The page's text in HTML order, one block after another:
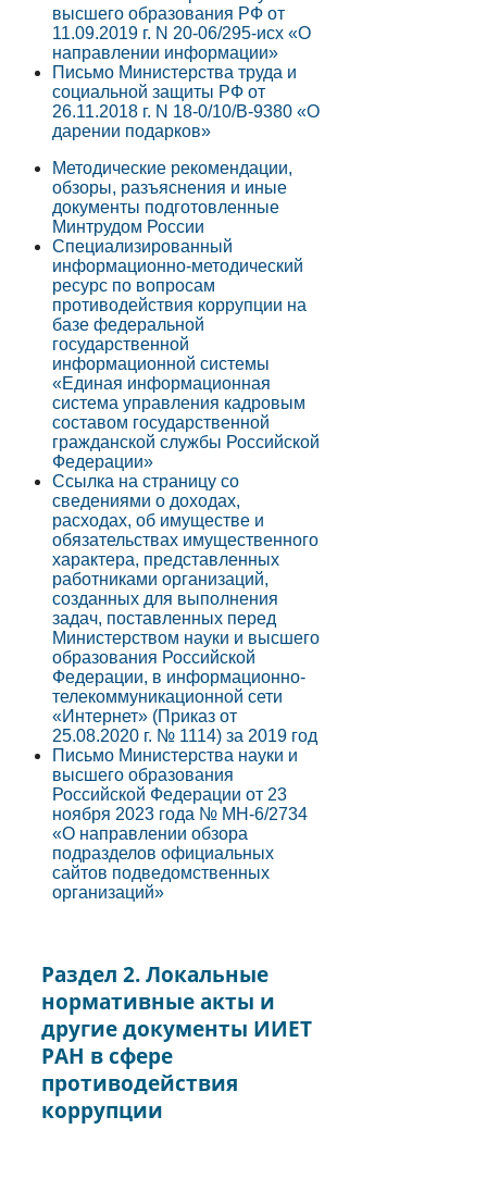
высшего образования РФ от
11.09.2019 г. N 20-06/295-исх «О
направлении информации»
Письмо Министерства труда и
социальной защиты РФ от
26.11.2018 г. N 18-0/10/В-9380 «О
дарении подарков»
Методические рекомендации,
обзоры, разъяснения и иные
документы подготовленные
Минтрудом России
Специализированный
информационно-методический
ресурс по вопросам
противодействия коррупции на
базе федеральной
государственной
информационной системы
«Единая информационная
система управления кадровым
составом государственной
гражданской службы Российской
Федерации»
Ссылка на страницу со
сведениями о доходах,
расходах, об имуществе и
обязательствах имущественного
характера, представленных
работниками организаций,
созданных для выполнения
задач, поставленных перед
Министерством науки и высшего
образования Российской
Федерации, в информационно-
телекоммуникационной сети
«Интернет» (Приказ от
25.08.2020 г. № 1114) за 2019 год
Письмо Министерства науки и
высшего образования
Российской Федерации от 23
ноября 2023 года № МН-6/2734
«О направлении обзора
подразделов официальных
сайтов подведомственных
организаций»
Раздел 2. Локальные
нормативные акты и
другие документы ИИЕТ
РАН в сфере
противодействия
коррупции